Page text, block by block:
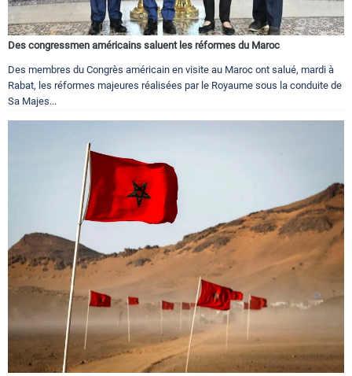
Des congressmen américains saluent les réformes du Maroc
Des membres du Congrès américain en visite au Maroc ont salué, mardi à
Rabat, les réformes majeures réalisées par le Royaume sous la conduite de
Sa Majes...